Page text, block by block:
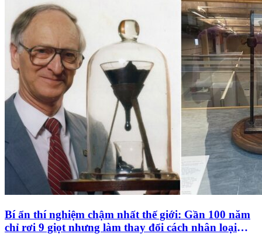
Bí ẩn thí nghiệm chậm nhất thế giới: Gần 100 năm
chỉ rơi 9 giọt nhưng làm thay đổi cách nhân loại